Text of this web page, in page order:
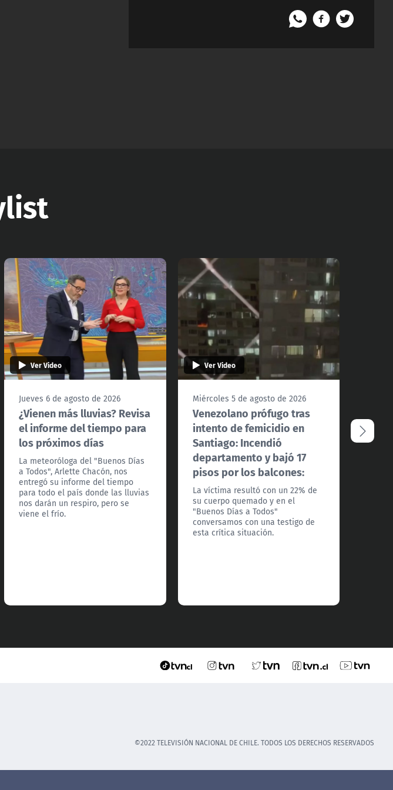
Ver Video
Jueves 6 de agosto de 2026
¿Vienen más lluvias? Revisa
el informe del tiempo para
los próximos días
La meteoróloga del "Buenos Días
a Todos", Arlette Chacón, nos
entregó su informe del tiempo
para todo el país donde las lluvias
nos darán un respiro, pero se
viene el frío.
Ver Video
Miércoles 5 de agosto de 2026
Venezolano prófugo tras
intento de femicidio en
Santiago: Incendió
departamento y bajó 17
pisos por los balcones:
La víctima resultó con un 22% de
su cuerpo quemado y en el
"Buenos Días a Todos"
conversamos con una testigo de
esta crítica situación.
©2022 TELEVISIÓN NACIONAL DE CHILE. TODOS LOS DERECHOS RESERVADOS